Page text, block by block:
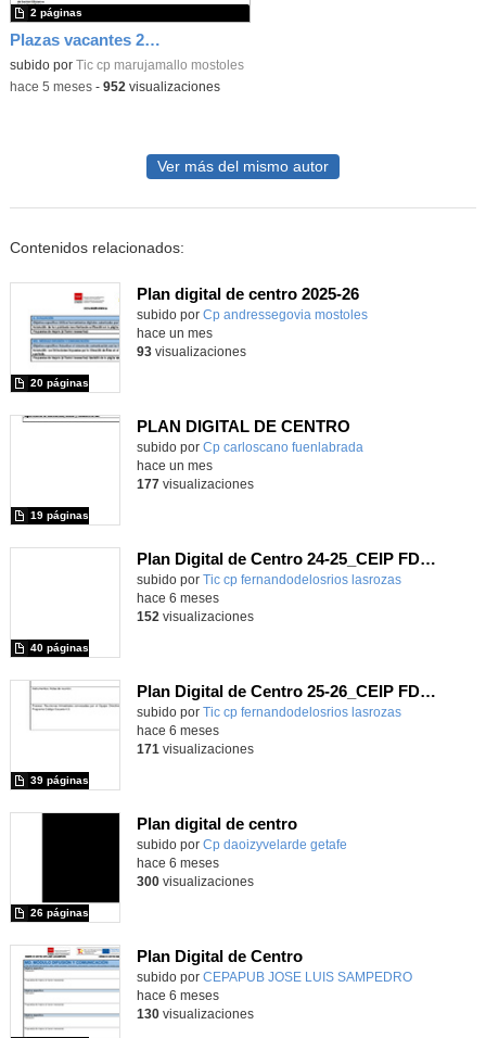
Plazas vacantes 26-27
subido por Tic cp marujamallo mostoles
2 páginas
-hace 5 meses- 952 visualizaciones
Ver más del mismo autor
Contenidos relacionados:
Plan digital de centro 2025-26
subido por Cp andressegovia mostoles
20 páginas
-
hace un mes
93visualizaciones
PLAN DIGITAL DE CENTRO
Contenido educativo.
subido por Cp carloscano fuenlabrada
19 páginas
hace un mes
177visualizaciones
Plan Digital de Centro 24-25_CEIP FDLR_Las Rozas
Contenido educativo.
subido por Tic cp fernandodelosrios lasrozas
40 páginas
-
hace 6 meses
152 visualizaciones
Plan Digital de Centro 25-26_CEIP FDLR_Las Rozas
Contenido educativo.
subido por Tic cp fernandodelosrios lasrozas
39 páginas
-
hace 6 meses
171 visualizaciones
Plan digital de centro
Contenido educativo.
subido por Cp daoizyvelarde getafe
26 páginas
hace 6 meses
300visualizaciones
Plan Digital de Centro
subido por CEPAPUB JOSE LUIS SAMPEDRO-
hace 6 meses
130visualizaciones